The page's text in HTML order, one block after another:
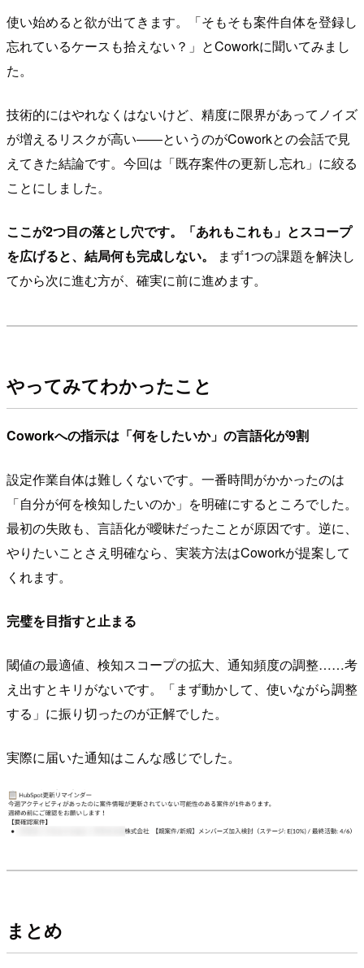
使い始めると欲が出てきます。「そもそも案件自体を登録し
忘れているケースも拾えない？」とCoworkに聞いてみまし
た。
技術的にはやれなくはないけど、精度に限界があってノイズ
が増えるリスクが高い——というのがCoworkとの会話で見
えてきた結論です。今回は「既存案件の更新し忘れ」に絞る
ことにしました。
ここが2つ目の落とし穴です。「あれもこれも」とスコープ
を広げると、結局何も完成しない。
まず1つの課題を解決し
てから次に進む方が、確実に前に進めます。
やってみてわかったこと
Coworkへの指示は「何をしたいか」の言語化が9割
設定作業自体は難しくないです。一番時間がかかったのは
「自分が何を検知したいのか」を明確にするところでした。
最初の失敗も、言語化が曖昧だったことが原因です。逆に、
やりたいことさえ明確なら、実装方法はCoworkが提案して
くれます。
完璧を目指すと止まる
閾値の最適値、検知スコープの拡大、通知頻度の調整……考
え出すとキリがないです。「まず動かして、使いながら調整
する」に振り切ったのが正解でした。
実際に届いた通知はこんな感じでした。
まとめ